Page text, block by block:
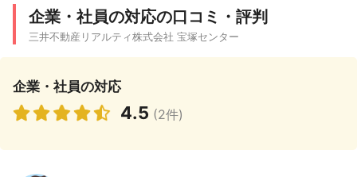
企業・社員の対応の口コミ・評判
三井不動産リアルティ株式会社 宝塚センター
企業・社員の対応
4.5 (2件)